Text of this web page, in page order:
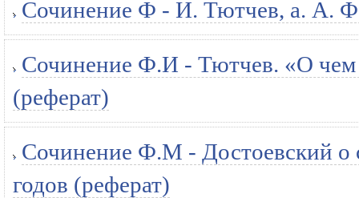
Сочинение Ф - И. Тютчев, а. А.
Сочинение Ф.И - Тютчев. «О чем
(реферат)
Сочинение Ф.М - Достоевский о
годов (реферат)